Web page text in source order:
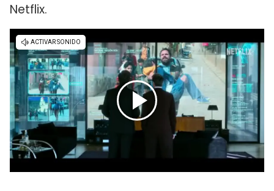
Netflix.